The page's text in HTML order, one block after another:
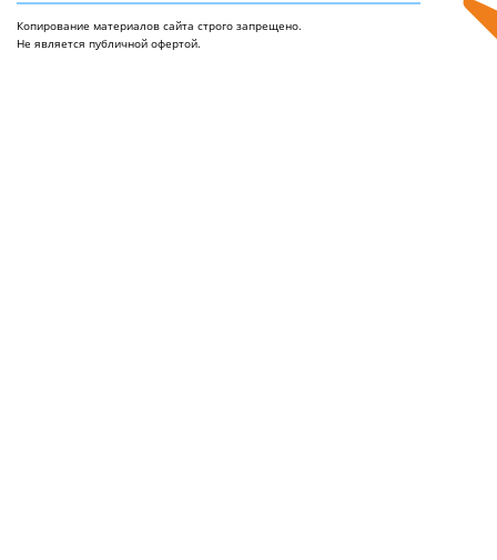
Копирование материалов сайта строго запрещено.
Не является публичной офертой.